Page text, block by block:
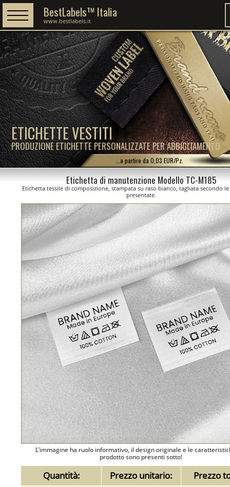
ETICHETTE VESTITI
PRODUZIONE ETICHETTE PERSONALIZZATE PER ABBIGLIAMENTO
BestLabels™ Italia
www.bestlabels.it
...a partire da 0,03 EUR/Pz.
Etichetta di manutenzione Modello TC-M185
Etichetta tessile di composizione, stampata su raso bianco, tagliata secondo
presentate.
L’immagine ha ruolo informativo, il design originale e le
prodotto sono presenti sotto!
Quantità: Prezzo unitario: Prezzo